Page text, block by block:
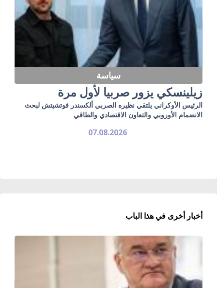
سياسة
زيلينسكي يزور صربيا لأول مرة
الرئيس الأوكراني يلتقي نظيره الصربي ألكسندر فوتشيتش لبحث
الانضمام الأوروبي والتعاون الاقتصادي والطاقي
07.08.2026
أخبار أخرى في هذا الباب